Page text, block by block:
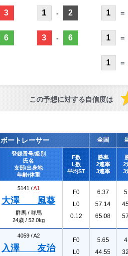
3
6
1 - 2
3 - 6
1 =
1 =
1 =
この予想に対する自信度は
ボートレーサー 全国
登録番号/級別
氏名
支部/出身地
年齢/体重
F数
L数
平均ST
勝率
2連率
3連率
2
3
5141 /A1
大澤 風葵
群馬 / 群馬
24歳 / 52.0kg
F0
L0
0.12
6.37
57.14
65.08
4059 /A2
入澤 友治
F0
L0
5.65
44.55